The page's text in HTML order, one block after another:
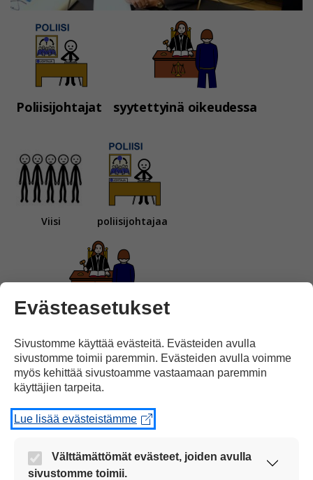
Poliisijohtajat syytettyinä oikeudessa
Viisi poliisijohtajaa
Heitä syytetään
Evästeasetukset
Sivustomme käyttää evästeitä. Evästeiden avulla
sivustomme toimii paremmin. Evästeiden avulla voimme
myös kehittää sivustoamme vastaamaan paremmin
käyttäjien tarpeita.
Lue lisää evästeistämme
Välttämättömät evästeet, joiden avulla
sivustomme toimii.